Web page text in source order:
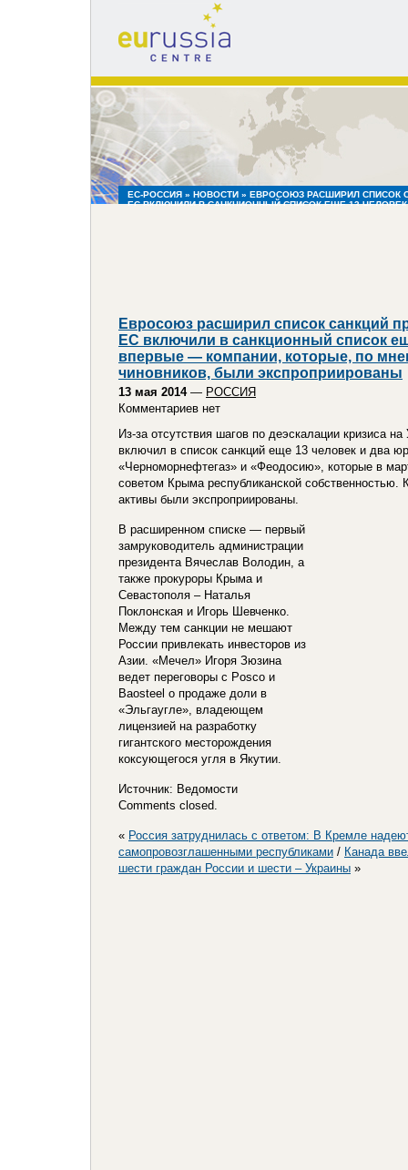
eurussia
centre
ЕС-РОССИЯ » НОВОСТИ » ЕВРОСОЮЗ РАСШИРИЛ СПИСОК
ЕС ВКЛЮЧИЛИ В САНКЦИОННЫЙ СПИСОК ЕЩЕ 13
Евросоюз расширил список санкций
ЕС включили в санкционный список
впервые — компании, которые, по
чиновников, были экспроприированы
13 мая 2014— РОССИЯ
Комментариев нет
Из-за отсутствия шагов по деэскалации кризиса
включил в список санкций еще 13 человек и два
«Черноморнефтегаз» и «Феодосию», которые в
советом Крыма республиканской собственностью.
активы были экспроприированы.
В расширенном списке — первый
замруководитель администрации
президента Вячеслав Володин, а
также прокуроры Крыма и
Севастополя – Наталья
Поклонская и Игорь Шевченко.
Между тем санкции не мешают
России привлекать инвесторов из
Азии. «Мечел» Игоря Зюзина
ведет переговоры с Posco и
Baosteel о продаже доли в
«Эльгаугле», владеющем
лицензией на разработку
гигантского месторождения
коксующегося угля в Якутии.
Источник: Ведомости
Comments closed.
« Россия затруднилась с ответом: В Кремле
самопровозглашенными республиками / Канада
шести граждан России и шести – Украины »